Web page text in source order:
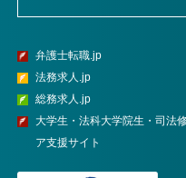
弁護士転職.jp
法務求人.jp
総務求人.jp
大学生・法科大学院生・司法
ア支援サイト